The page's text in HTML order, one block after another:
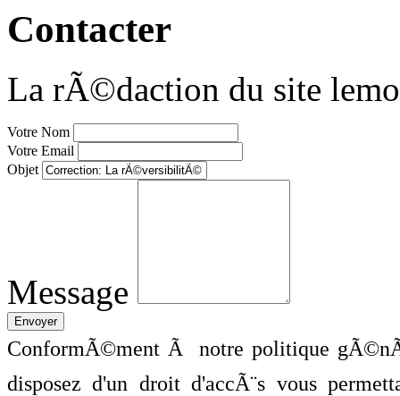
Contacter
La rÃ©daction du site
Votre Nom
Votre Email
Objet
Message
ConformÃ©ment Ã notre politique
disposez d'un droit d'accÃ¨s vous